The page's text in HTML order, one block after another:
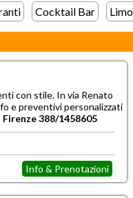
Cocktail Bar
con stile. In via Renato
e preventivi personalizzati
388/1458605
Info & Prenotazioni